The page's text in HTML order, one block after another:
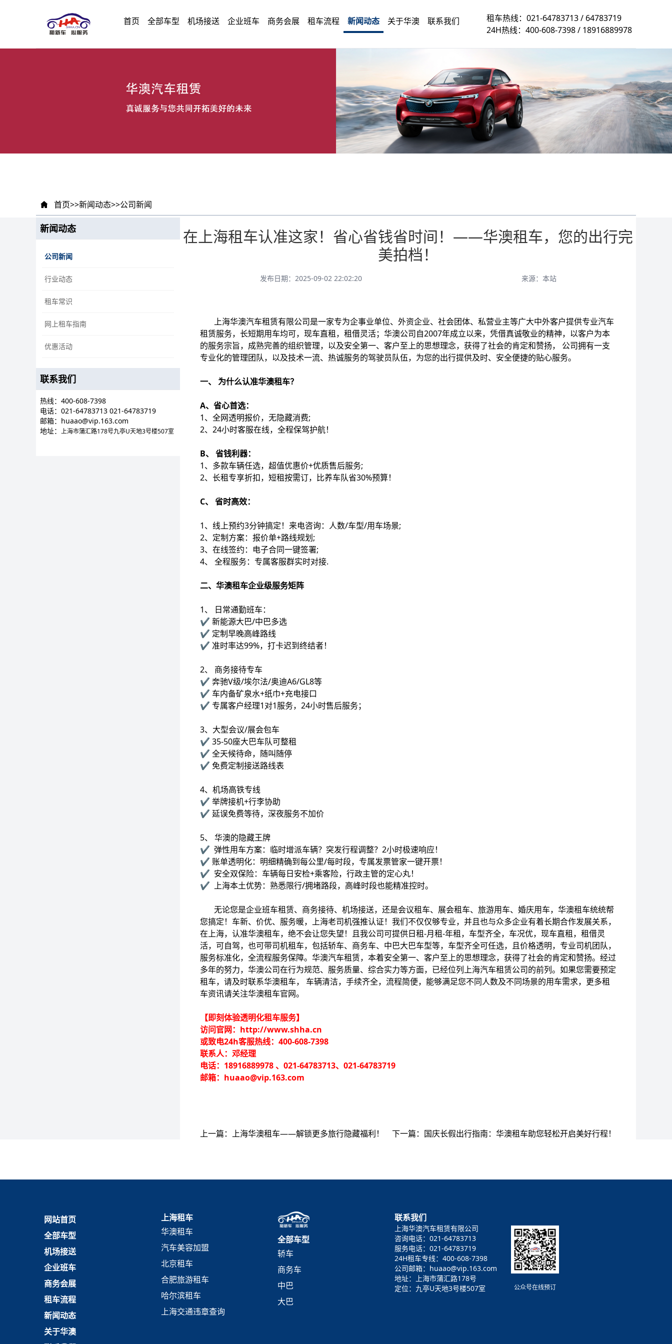
首页 全部车型 机场接送 企业班车 商务会展 租车流程 新闻动态 关于华澳 联系我们 租车热线： 021-64783713/ 64783719
24H热线： 400-608-7398/ 18916889978
首页>>新闻动态>>公司新闻
新闻动态
公司新闻
行业动态
租车常识
网上租车指南
优惠活动
联系我们
热线：400-608-7398
电话： 021-64783713 021-64783719
邮箱：huaao@vip.163.com
地址： 上海市蒲汇路178号九亭U天地3号楼507室
在上海租车认准这家！省心省钱省时间！——华澳租车，您的出行完
美拍档！
发布日期：2025-09-02 22:02:20 来源：本站
上海华澳汽车租赁有限公司是一家专为企事业单位、外资企业、社会团体、私营业主等广大中外客户提供专业汽车
租赁服务，长短期用车均可，现车直租，租借灵活；华澳公司自2007年成立以来，凭借真诚敬业的精神，以客户为本
的服务宗旨，成熟完善的组织管理，以及安全第一、客户至上的思想理念，获得了社会的肯定和赞扬， 公司拥有一支
专业化的管理团队，以及技术一流、热诚服务的驾驶员队伍，为您的出行提供及时、安全便捷的贴心服务。
一、 为什么认准华澳租车？
A、省心首选：
1、全网透明报价，无隐藏消费;
2、24小时客服在线，全程保驾护航！
B、 省钱利器：
1、多款车辆任选，超值优惠价+优质售后服务;
2、长租专享折扣，短租按需订，比养车队省30%预算！
C、 省时高效：
1、线上预约3分钟搞定！来电咨询：人数/车型/用车场景;
2、定制方案：报价单+路线规划;
3、在线签约：电子合同一键签署;
4、 全程服务：专属客服群实时对接.
二、华澳租车企业级服务矩阵
1、 日常通勤班车：
✔️ 新能源大巴/中巴多选
✔️ 定制早晚高峰路线
✔️ 准时率达99%，打卡迟到终结者！
2、 商务接待专车
✔️ 奔驰V级/埃尔法/奥迪A6/GL8等
✔️ 车内备矿泉水+纸巾+充电接口
✔️ 专属客户经理1对1服务，24小时售后服务；
3、大型会议/展会包车
✔️ 35-50座大巴车队可整租
✔️ 全天候待命，随叫随停
✔️ 免费定制接送路线表
4、机场高铁专线
✔️ 举牌接机+行李协助
✔️ 延误免费等待，深夜服务不加价
5、 华澳的隐藏王牌
✔️ 弹性用车方案：临时增派车辆？突发行程调整？2小时极速响应！
✔️ 账单透明化：明细精确到每公里/每时段，专属发票管家一键开票！
✔️ 安全双保险：车辆每日安检+乘客险，行政主管的定心丸！
✔️ 上海本土优势：熟悉限行/拥堵路段，高峰时段也能精准控时。
无论您是企业班车租赁、商务接待、机场接送，还是会议租车、展会租车、旅游用车、婚庆用车，华澳租车统统帮
您搞定！车新、价优、服务暖，上海老司机强推认证！我们不仅仅够专业，并且也与众多企业有着长期合作发展关系，
在上海，认准华澳租车，绝不会让您失望！且我公司可提供日租-月租-年租，车型齐全，车况优，现车直租，租借灵
活，可自驾，也可带司机租车，包括轿车、商务车、中巴大巴车型等，车型齐全可任选，且价格透明，专业司机团队，
服务标准化，全流程服务保障。华澳汽车租赁，本着安全第一、客户至上的思想理念，获得了社会的肯定和赞扬。经过
多年的努力，华澳公司在行为规范、服务质量、综合实力等方面，已经位列上海汽车租赁公司的前列。如果您需要预定
租车，请及时联系华澳租车， 车辆清洁，手续齐全，流程简便，能够满足您不同人数及不同场景的用车需求，更多租
车资讯请关注华澳租车官网。
【即刻体验透明化租车服务】
访问官网：http://www.shha.cn
或致电24h客服热线：400-608-7398
联系人：邓经理
电话：18916889978 、021-64783713、021-64783719
邮箱：huaao@vip.163.com
上一篇： 上海华澳租车——解锁更多旅行隐藏福利！ 下一篇： 国庆长假出行指南：华澳租车助您轻松开启美好行程！
网站首页
全部车型
机场接送
企业班车
商务会展
租车流程
新闻动态
关于华澳
上海租车
华澳租车
汽车美容加盟
北京租车
合肥旅游租车
哈尔滨租车
上海交通违章查询
全部车型
轿车
商务车
中巴
大巴
联系我们
上海华澳汽车租赁有限公司
咨询电话：021-64783713
服务电话：021-64783719
24H租车专线：400-608-7398
公司邮箱：huaao@vip.163.com
地址：上海市蒲汇路178号
定位：九亭U天地3号楼507室
公众号在线预订